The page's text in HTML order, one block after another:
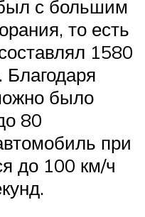
с большим
то есть
1580
Благодаря
было
80
при
до 100 км/ч